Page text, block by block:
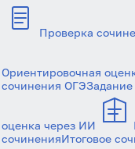
Проверка
Ориентировочная
сочинения ОГЭЗадание
оценка через ИИ
сочиненияИтоговое